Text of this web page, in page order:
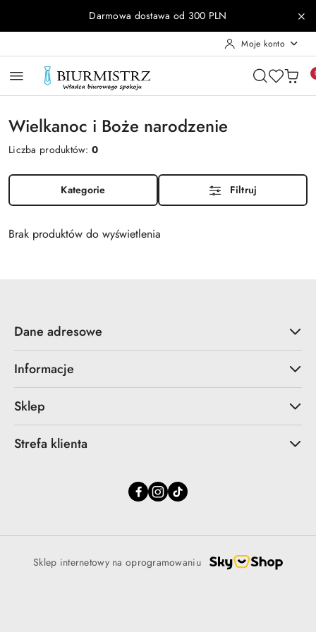
Przejdź do treści głównej
Przejdź do wyszukiwarki
Przejdź do moje konto
Przejdź do menu głównego
Przejdź do stopkiDarmowa dostawa od 300 PLN
Moje konto
Wielkanoc i Boże narodzenie
Liczba produktów:0
Kategorie Filtruj
Brak produktów do wyświetlenia
Dane adresowe
Informacje
Sklep
Strefa klienta
Sklep internetowy na oprogramowaniu